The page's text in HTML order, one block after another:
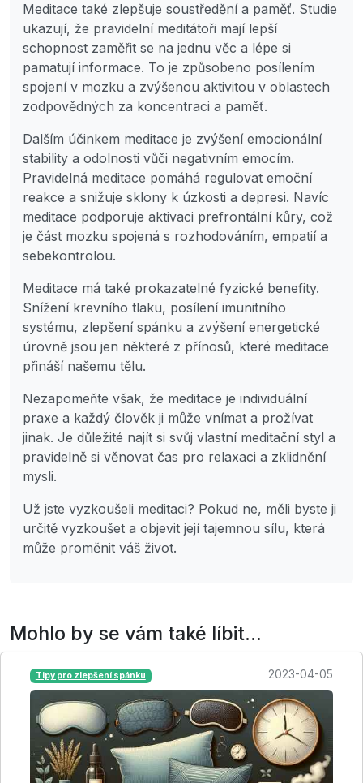
Meditace také zlepšuje soustředění a paměť. Studie
ukazují, že pravidelní meditátoři mají lepší
schopnost zaměřit se na jednu věc a lépe si
pamatují informace. To je způsobeno posílením
spojení v mozku a zvýšenou aktivitou v oblastech
zodpovědných za koncentraci a paměť.
Dalším účinkem meditace je zvýšení emocionální
stability a odolnosti vůči negativním emocím.
Pravidelná meditace pomáhá regulovat emoční
reakce a snižuje sklony k úzkosti a depresi. Navíc
meditace podporuje aktivaci prefrontální kůry, což
je část mozku spojená s rozhodováním, empatií a
sebekontrolou.
Meditace má také prokazatelné fyzické benefity.
Snížení krevního tlaku, posílení imunitního
systému, zlepšení spánku a zvýšení energetické
úrovně jsou jen některé z přínosů, které meditace
přináší našemu tělu.
Nezapomeňte však, že meditace je individuální
praxe a každý člověk ji může vnímat a prožívat
jinak. Je důležité najít si svůj vlastní meditační styl a
pravidelně si věnovat čas pro relaxaci a zklidnění
mysli.
Už jste vyzkoušeli meditaci? Pokud ne, měli byste ji
určitě vyzkoušet a objevit její tajemnou sílu, která
může proměnit váš život.
Mohlo by se vám také líbit...
Tipy pro zlepšení spánku 2023-04-05